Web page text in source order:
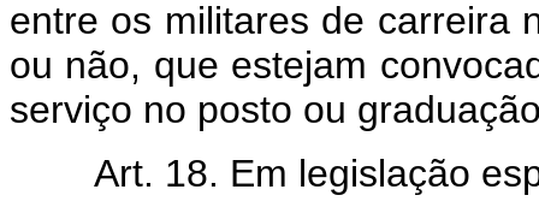
entre os militares de carreira
ou não, que estejam
serviço no posto ou
Art. 18. Em legislação